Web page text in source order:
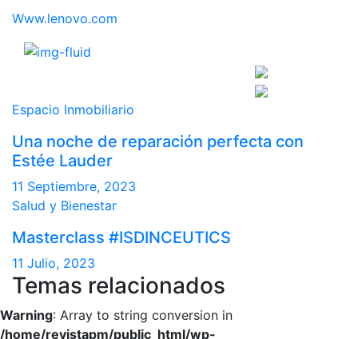
Www.lenovo.com
Espacio Inmobiliario
Una noche de reparación perfecta con
Estée Lauder
11 Septiembre, 2023
Salud y Bienestar
Masterclass #ISDINCEUTICS
11 Julio, 2023
Temas relacionados
Warning: Array to string conversion in
/home/revistapm/public_html/wp-